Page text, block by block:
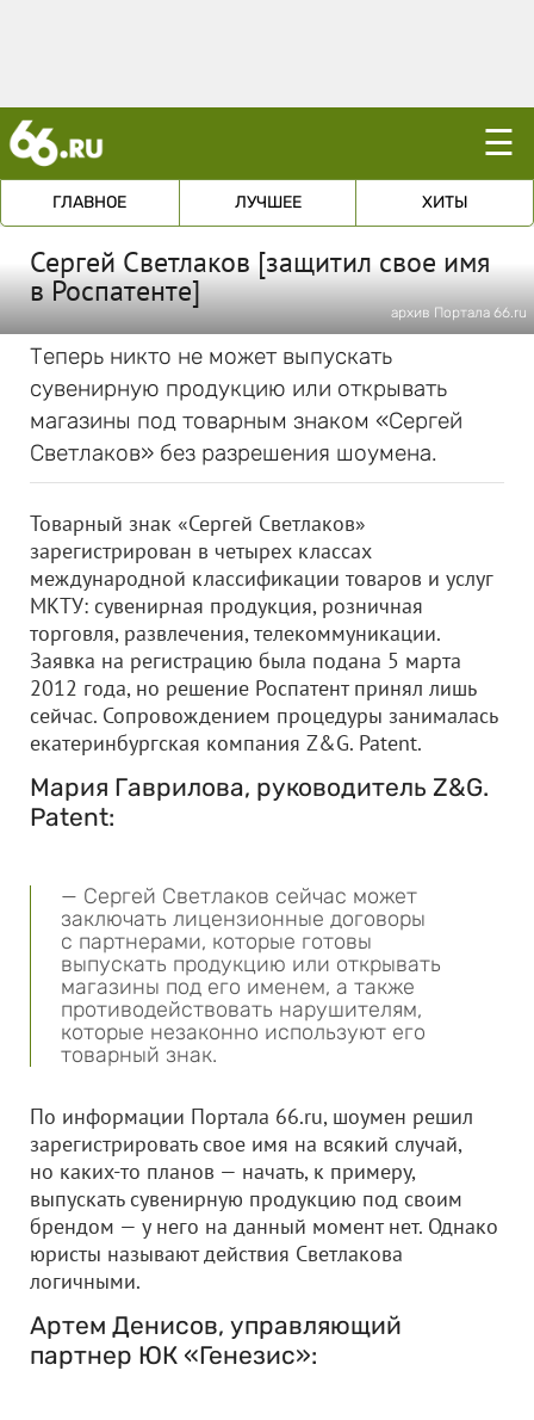
☰
ГЛАВНОЕ ЛУЧШЕЕ ХИТЫ
Сергей Светлаков [защитил свое имя
в Роспатенте]
архив Портала 66.ru
Теперь никто не может выпускать
сувенирную продукцию или открывать
магазины под товарным знаком «Сергей
Светлаков» без разрешения шоумена.
Товарный знак «Сергей Светлаков»
зарегистрирован в четырех классах
международной классификации товаров и услуг
МКТУ: сувенирная продукция, розничная
торговля, развлечения, телекоммуникации.
Заявка на регистрацию была подана 5 марта
2012 года, но решение Роспатент принял лишь
сейчас. Сопровождением процедуры занималась
екатеринбургская компания Z&G. Patent.
Мария Гаврилова, руководитель Z&G.
Patent:
— Сергей Светлаков сейчас может
заключать лицензионные договоры
с партнерами, которые готовы
выпускать продукцию или открывать
магазины под его именем, а также
противодействовать нарушителям,
которые незаконно используют его
товарный знак.
По информации Портала 66.ru, шоумен решил
зарегистрировать свое имя на всякий случай,
но каких-то планов — начать, к примеру,
выпускать сувенирную продукцию под своим
брендом — у него на данный момент нет. Однако
юристы называют действия Светлакова
логичными.
Артем Денисов, управляющий
партнер ЮК «Генезис»: